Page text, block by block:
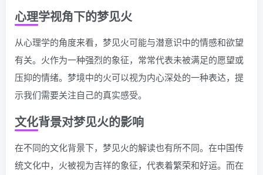
心理学视角下的梦见火
从心理学的角度来看，梦见火可能与潜意识中的情感和欲望
有关。火作为一种强烈的象征，常常代表未被满足的愿望或
压抑的情绪。梦境中的火可以视为内心深处的一种表达，提
示我们需要关注自己的真实感受。
文化背景对梦见火的影响
在不同的文化背景下，梦见火的解读也有所不同。在中国传
统文化中，火被视为吉祥的象征，代表着繁荣和好运。而在